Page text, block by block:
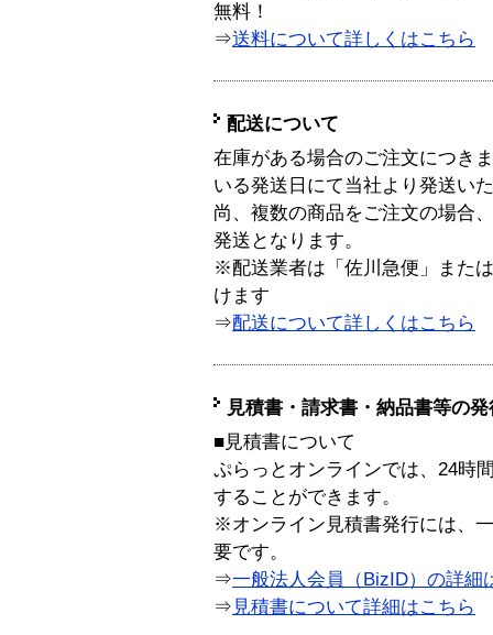
無料！
⇒送料について詳しくはこちら
配送について
在庫がある場合のご注文につき
いる発送日にて当社より発送い
尚、複数の商品をご注文の場合
発送となります。
※配送業者は「佐川急便」また
けます
⇒配送について詳しくはこちら
見積書・請求書・納品書等の
■見積書について
ぷらっとオンラインでは、24時
することができます。
※オンライン見積書発行には、
要です。
⇒一般法人会員（BizID）の詳細
⇒ 見積書について詳細はこちら